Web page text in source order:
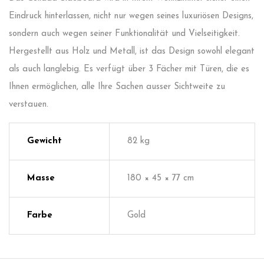
Eindruck hinterlassen, nicht nur wegen seines luxuriösen Designs,
sondern auch wegen seiner Funktionalität und Vielseitigkeit.
Hergestellt aus Holz und Metall, ist das Design sowohl elegant
als auch langlebig. Es verfügt über 3 Fächer mit Türen, die es
Ihnen ermöglichen, alle Ihre Sachen ausser Sichtweite zu
verstauen.
Gewicht 82 kg
Masse 180 × 45 × 77 cm
Farbe Gold